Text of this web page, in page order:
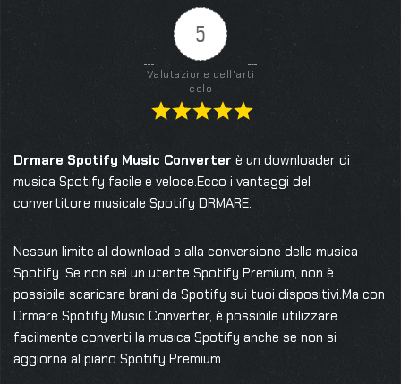
5
Valutazione dell'arti
colo
Drmare Spotify Music Converter è un downloader di
musica Spotify facile e veloce.Ecco i vantaggi del
convertitore musicale Spotify DRMARE.
Nessun limite al download e alla conversione della musica
Spotify .Se non sei un utente Spotify Premium, non è
possibile scaricare brani da Spotify sui tuoi dispositivi.Ma con
Drmare Spotify Music Converter, è possibile utilizzare
facilmente converti la musica Spotify anche se non si
aggiorna al piano Spotify Premium.